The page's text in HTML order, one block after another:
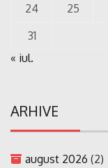
24
25
31
« iul.
ARHIVE
august 2026 (2)